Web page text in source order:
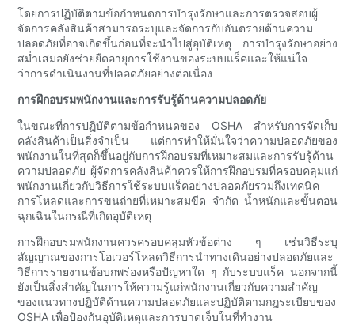
โดยการปฏิบัติตามข้อกำหนดการบำรุงรักษาและการตรวจสอบผู้
จัดการคลังสินค้าสามารถระบุและจัดการกับอันตรายด้านความ
ปลอดภัยที่อาจเกิดขึ้นก่อนที่จะนำไปสู่อุบัติเหตุ การบำรุงรักษาอย่าง
สม่ำเสมอยังช่วยยืดอายุการใช้งานของระบบแร็คและให้แน่ใจ
ว่าการดำเนินงานที่ปลอดภัยอย่างต่อเนื่อง
การฝึกอบรมพนักงานและการรับรู้ด้านความปลอดภัย
ในขณะที่การปฏิบัติตามข้อกำหนดของ OSHA สำหรับการจัดเก็บ
คลังสินค้าเป็นสิ่งจำเป็น แต่การทำให้มั่นใจว่าความปลอดภัยของ
พนักงานในที่สุดก็ขึ้นอยู่กับการฝึกอบรมที่เหมาะสมและการรับรู้ด้าน
ความปลอดภัย ผู้จัดการคลังสินค้าควรให้การฝึกอบรมที่ครอบคลุมแก่
พนักงานเกี่ยวกับวิธีการใช้ระบบแร็คอย่างปลอดภัยรวมถึงเทคนิค
การโหลดและการขนถ่ายที่เหมาะสมขีด จำกัด น้ำหนักและขั้นตอน
ฉุกเฉินในกรณีที่เกิดอุบัติเหตุ
การฝึกอบรมพนักงานควรครอบคลุมหัวข้อต่าง ๆ เช่นวิธีระบุ
สัญญาณของการโอเวอร์โหลดวิธีการนำทางเดินอย่างปลอดภัยและ
วิธีการรายงานข้อบกพร่องหรือปัญหาใด ๆ กับระบบแร็ค นอกจากนี้
ยังเป็นสิ่งสำคัญในการให้ความรู้แก่พนักงานเกี่ยวกับความสำคัญ
ของแนวทางปฏิบัติด้านความปลอดภัยและปฏิบัติตามกฎระเบียบของ
OSHA เพื่อป้องกันอุบัติเหตุและการบาดเจ็บในที่ทำงาน